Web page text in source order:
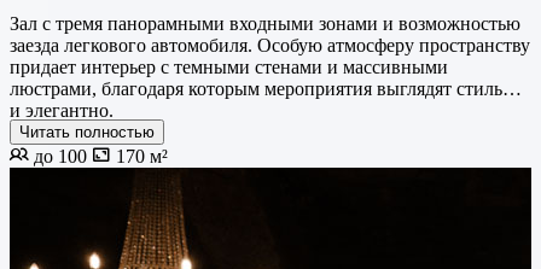
Зал с тремя панорамными входными зонами и возможностью
заезда легкового автомобиля. Особую атмосферу пространству
придает интерьер с темными стенами и массивными
люстрами, благодаря которым мероприятия выглядят стильно
и элегантно.
Читать полностью
до 100 170 м²